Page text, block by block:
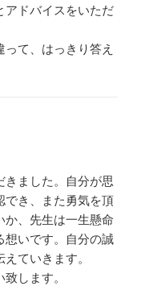
アドバイスをいただ
て、はっきり答え
きました。自分が思
でき、また勇気を頂
か、先生は一生懸命
想いです。自分の誠
ていきます。
します。